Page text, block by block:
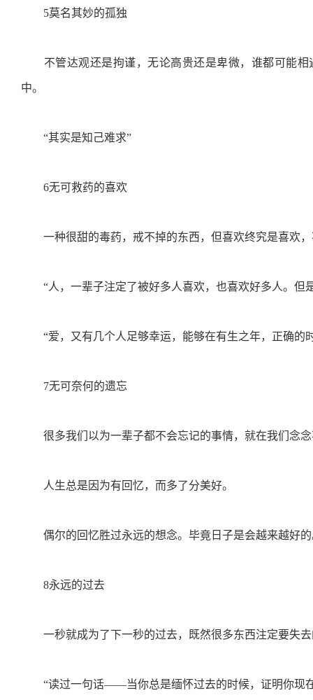
5莫名其妙的孤独
不管达观还是拘谨，无论高贵还是卑微，谁都可能相
中。
“其实是知己难求”
6无可救药的喜欢
一种很甜的毒药，戒不掉的东西，但喜欢终究是喜欢，
“人，一辈子注定了被好多人喜欢，也喜欢好多人。但
“爱，又有几个人足够幸运，能够在有生之年，正确的
7无可奈何的遗忘
很多我们以为一辈子都不会忘记的事情，就在我们念念
人生总是因为有回忆，而多了分美好。
偶尔的回忆胜过永远的想念。毕竟日子是会越来越好的
8永远的过去
一秒就成为了下一秒的过去，既然很多东西注定要失去
“读过一句话——当你总是缅怀过去的时候，证明你现在